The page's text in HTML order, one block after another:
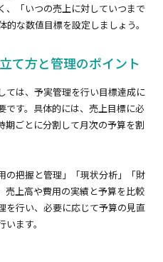
、「いつの売上に対していつまで
な数値目標を設定しましょう。
て方と管理のポイント
ては、予実管理を行い目標達成に
です。具体的には、売上目標に必
期ごとに分割して月次の予算を割
の把握と管理」「現状分析」「財
売上高や費用の実績と予算を比較
を行い、必要に応じて予算の見直
ます。